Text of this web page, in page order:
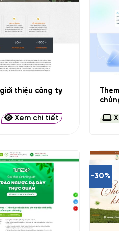
thiệu công ty
Xem chi tiết
-30%